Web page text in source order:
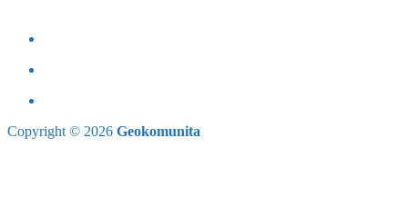
Copyright © 2026 Geokomunita